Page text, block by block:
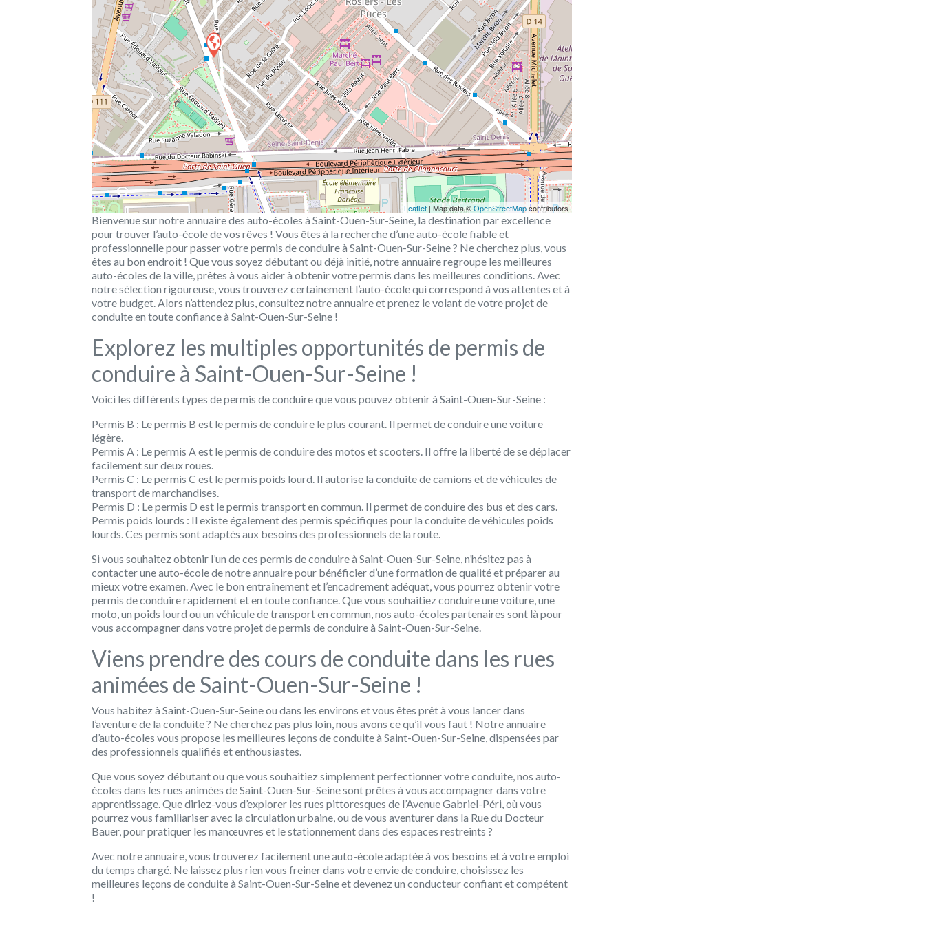
Leaflet | Map data ©OpenStreetMapcontributors
Bienvenue sur notre annuaire des auto-écoles à Saint-Ouen-Sur-Seine, la destination par excellence
pour trouver l’auto-école de vos rêves ! Vous êtes à la recherche d’une auto-école fiable et
professionnelle pour passer votre permis de conduire à Saint-Ouen-Sur-Seine ? Ne cherchez plus, vous
êtes au bon endroit ! Que vous soyez débutant ou déjà initié, notre annuaire regroupe les meilleures
auto-écoles de la ville, prêtes à vous aider à obtenir votre permis dans les meilleures conditions. Avec
notre sélection rigoureuse, vous trouverez certainement l’auto-école qui correspond à vos attentes et à
votre budget. Alors n’attendez plus, consultez notre annuaire et prenez le volant de votre projet de
conduite en toute confiance à Saint-Ouen-Sur-Seine !
Explorez les multiples opportunités de permis de
conduire à Saint-Ouen-Sur-Seine !
Voici les différents types de permis de conduire que vous pouvez obtenir à Saint-Ouen-Sur-Seine :
Permis B : Le permis B est le permis de conduire le plus courant. Il permet de conduire une voiture
légère.
Permis A : Le permis A est le permis de conduire des motos et scooters. Il offre la liberté de se déplacer
facilement sur deux roues.
Permis C : Le permis C est le permis poids lourd. Il autorise la conduite de camions et de véhicules de
transport de marchandises.
Permis D : Le permis D est le permis transport en commun. Il permet de conduire des bus et des cars.
Permis poids lourds : Il existe également des permis spécifiques pour la conduite de véhicules poids
lourds. Ces permis sont adaptés aux besoins des professionnels de la route.
Si vous souhaitez obtenir l’un de ces permis de conduire à Saint-Ouen-Sur-Seine, n’hésitez pas à
contacter une auto-école de notre annuaire pour bénéficier d’une formation de qualité et préparer au
mieux votre examen. Avec le bon entraînement et l’encadrement adéquat, vous pourrez obtenir votre
permis de conduire rapidement et en toute confiance. Que vous souhaitiez conduire une voiture, une
moto, un poids lourd ou un véhicule de transport en commun, nos auto-écoles partenaires sont là pour
vous accompagner dans votre projet de permis de conduire à Saint-Ouen-Sur-Seine.
Viens prendre des cours de conduite dans les rues
animées de Saint-Ouen-Sur-Seine !
Vous habitez à Saint-Ouen-Sur-Seine ou dans les environs et vous êtes prêt à vous lancer dans
l’aventure de la conduite ? Ne cherchez pas plus loin, nous avons ce qu’il vous faut ! Notre annuaire
d’auto-écoles vous propose les meilleures leçons de conduite à Saint-Ouen-Sur-Seine, dispensées par
des professionnels qualifiés et enthousiastes.
Que vous soyez débutant ou que vous souhaitiez simplement perfectionner votre conduite, nos auto-
écoles dans les rues animées de Saint-Ouen-Sur-Seine sont prêtes à vous accompagner dans votre
apprentissage. Que diriez-vous d’explorer les rues pittoresques de l’Avenue Gabriel-Péri, où vous
pourrez vous familiariser avec la circulation urbaine, ou de vous aventurer dans la Rue du Docteur
Bauer, pour pratiquer les manœuvres et le stationnement dans des espaces restreints ?
Avec notre annuaire, vous trouverez facilement une auto-école adaptée à vos besoins et à votre emploi
du temps chargé. Ne laissez plus rien vous freiner dans votre envie de conduire, choisissez les
meilleures leçons de conduite à Saint-Ouen-Sur-Seine et devenez un conducteur confiant et compétent
!